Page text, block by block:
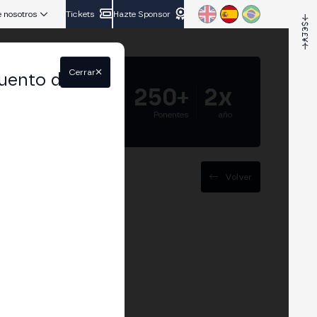
nosotros Tickets Hazte Sponsor
250+
Ponentes
2x
año
Volver
delCerrar